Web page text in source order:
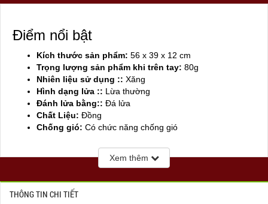
Điểm nổi bật
Kích thước sản phẩm: 56 x 39 x 12 cm
Trọng lượng sản phẩm khi trên tay: 80g
Nhiên liệu sử dụng :: Xăng
Hình dạng lửa :: Lừa thường
Đánh lửa bằng:: Đá lửa
Chất Liệu: Đồng
Chống gió: Có chức năng chống gió
Xem thêm
THÔNG TIN CHI TIẾT